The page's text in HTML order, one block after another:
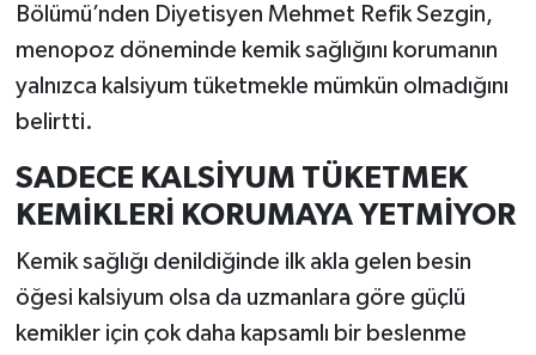
Bölümü’nden Diyetisyen Mehmet Refik Sezgin,
menopoz döneminde kemik sağlığını korumanın
yalnızca kalsiyum tüketmekle mümkün olmadığını
belirtti.
SADECE KALSİYUM TÜKETMEK
KEMİKLERİ KORUMAYA YETMİYOR
Kemik sağlığı denildiğinde ilk akla gelen besin
öğesi kalsiyum olsa da uzmanlara göre güçlü
kemikler için çok daha kapsamlı bir beslenme
Politika
Resmi İlan
Sağlık
Şaphane
Simav